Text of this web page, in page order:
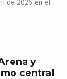
de 2026 en el
y
central